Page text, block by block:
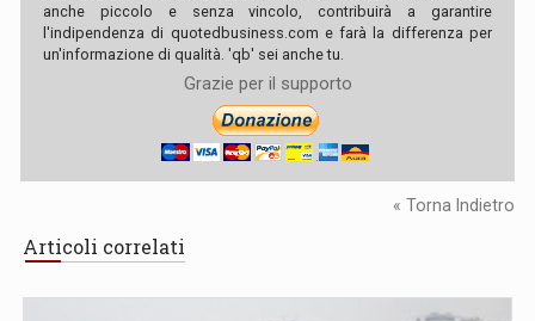
anche piccolo e senza vincolo, contribuirà a garantire
l'indipendenza di quotedbusiness.com e farà la differenza per
un'informazione di qualità. 'qb' sei anche tu.
Grazie per il supporto
« Torna Indietro
Articoli correlati